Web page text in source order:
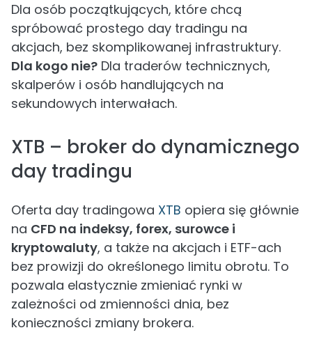
Dla osób początkujących, które chcą
spróbować prostego day tradingu na
akcjach, bez skomplikowanej infrastruktury.
Dla kogo nie? Dla traderów technicznych,
skalperów i osób handlujących na
sekundowych interwałach.
XTB – broker do dynamicznego
day tradingu
Oferta day tradingowa XTB opiera się głównie
na CFD na indeksy, forex, surowce i
kryptowaluty, a także na akcjach i ETF-ach
bez prowizji do określonego limitu obrotu. To
pozwala elastycznie zmieniać rynki w
zależności od zmienności dnia, bez
konieczności zmiany brokera.